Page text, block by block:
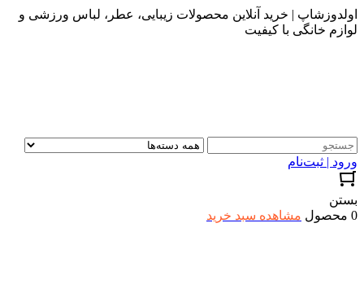
اولدوزشاپ | خرید آنلاین محصولات زیبایی، عطر، لباس ورزشی و
لوازم خانگی با کیفیت
ورود | ثبت‌نام
بستن
0 محصول
مشاهده سبد خرید